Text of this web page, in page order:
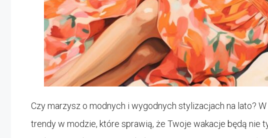
Czy marzysz o modnych i wygodnych stylizacjach na lato?
trendy w modzie, które sprawią, że Twoje wakacje będą nie